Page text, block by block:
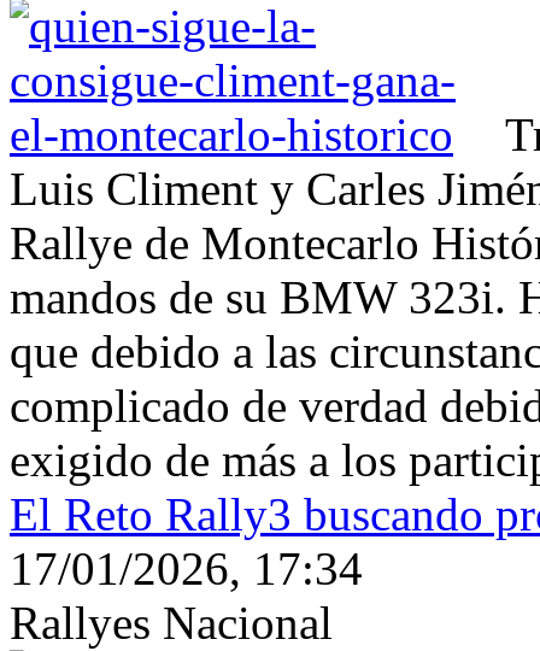
Luis Climent y Carles
Rallye de Montecarlo
mandos de su BMW 323i.
que debido a las
complicado de verdad
exigido de más a los
El Reto Rally3 buscando
17/01/2026, 17:34
Rallyes Nacional